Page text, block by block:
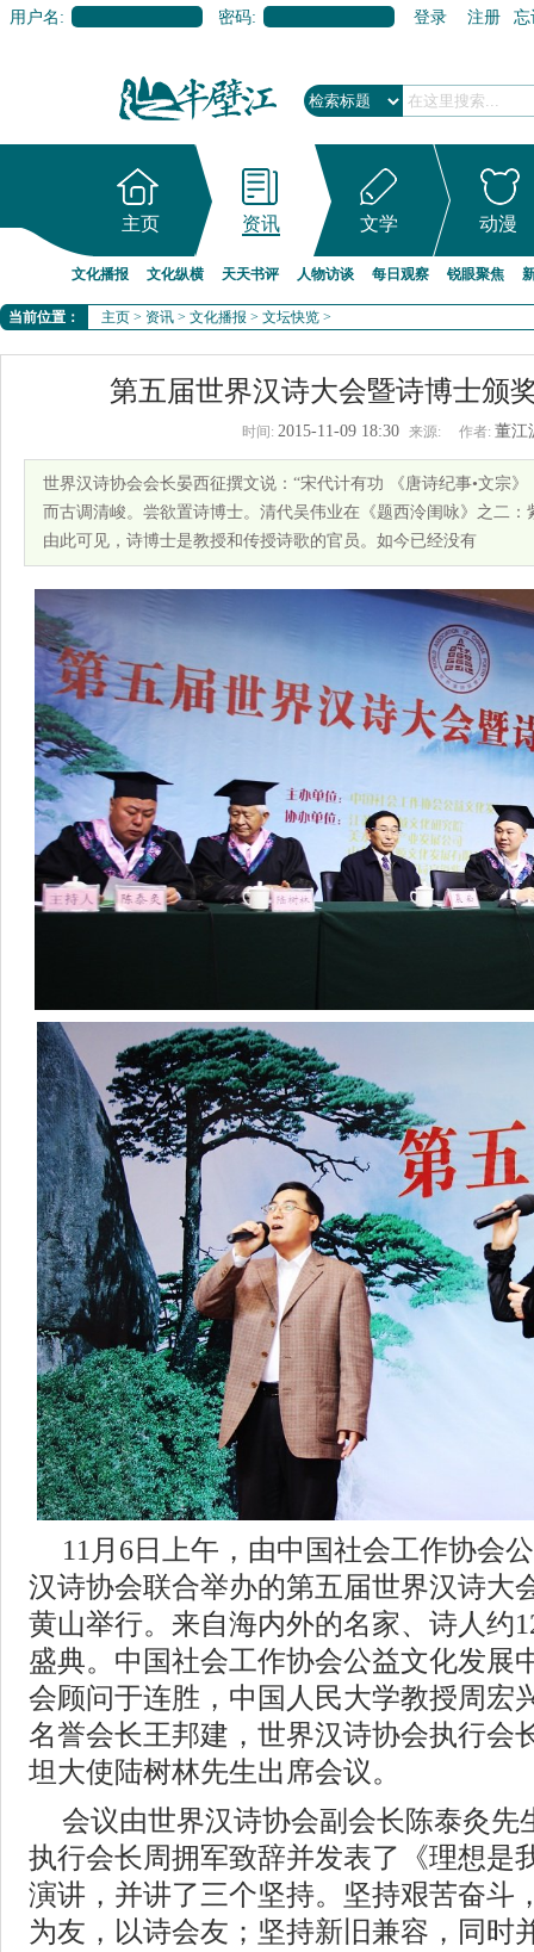
用户名: 密码: 登录 注册 忘
主页 资讯 文学 动漫
文化播报 文化纵横 天天书评 人物访谈 每日观察 锐眼聚焦
当前位置： 主页 > 资讯 > 文化播报 > 文坛快览 >
第五届世界汉诗大会暨诗博士颁
时间: 2015-11-09 18:30 来源: 作者: 董
世界汉诗协会会长晏西征撰文说：“宋代计有功 《唐诗纪事•文宗
而古调清峻。尝欲置诗博士。清代吴伟业在《题西泠闺咏》之二
由此可见，诗博士是教授和传授诗歌的官员。如今已经没有
11月6日上午，由中国社会工作协会
汉诗协会联合举办的第五届世界汉诗大
黄山举行。来自海内外的名家、诗人约
盛典。中国社会工作协会公益文化发展
会顾问于连胜，中国人民大学教授周宏
名誉会长王邦建，世界汉诗协会执行会
坦大使陆树林先生出席会议。
会议由世界汉诗协会副会长陈泰灸先
执行会长周拥军致辞并发表了《理想是
演讲，并讲了三个坚持。坚持艰苦奋斗
为友，以诗会友；坚持新旧兼容，同时